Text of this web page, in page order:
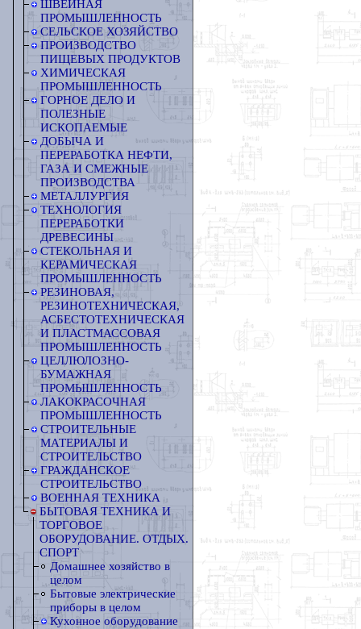
ШВЕЙНАЯ
ПРОМЫШЛЕННОСТЬ
СЕЛЬСКОЕ ХОЗЯЙСТВО
ПРОИЗВОДСТВО
ПИЩЕВЫХ ПРОДУКТОВ
ХИМИЧЕСКАЯ
ПРОМЫШЛЕННОСТЬ
ГОРНОЕ ДЕЛО И
ПОЛЕЗНЫЕ
ИСКОПАЕМЫЕ
ДОБЫЧА И
ПЕРЕРАБОТКА НЕФТИ,
ГАЗА И СМЕЖНЫЕ
ПРОИЗВОДСТВА
МЕТАЛЛУРГИЯ
ТЕХНОЛОГИЯ
ПЕРЕРАБОТКИ
ДРЕВЕСИНЫ
СТЕКОЛЬНАЯ И
КЕРАМИЧЕСКАЯ
ПРОМЫШЛЕННОСТЬ
РЕЗИНОВАЯ,
РЕЗИНОТЕХНИЧЕСКАЯ,
АСБЕСТОТЕХНИЧЕСКАЯ
И ПЛАСТМАССОВАЯ
ПРОМЫШЛЕННОСТЬ
ЦЕЛЛЮЛОЗНО-
БУМАЖНАЯ
ПРОМЫШЛЕННОСТЬ
ЛАКОКРАСОЧНАЯ
ПРОМЫШЛЕННОСТЬ
СТРОИТЕЛЬНЫЕ
МАТЕРИАЛЫ И
СТРОИТЕЛЬСТВО
ГРАЖДАНСКОЕ
СТРОИТЕЛЬСТВО
ВОЕННАЯ ТЕХНИКА
БЫТОВАЯ ТЕХНИКА И
ТОРГОВОЕ
ОБОРУДОВАНИЕ. ОТДЫХ.
СПОРТ
Домашнее хозяйство в
целом
Бытовые электрические
приборы в целом
Кухонное оборудование